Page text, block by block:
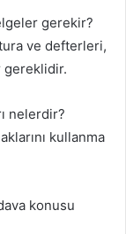
gerekir?
ve defterleri,
gereklidir.
nelerdir?
kullanma
konusu